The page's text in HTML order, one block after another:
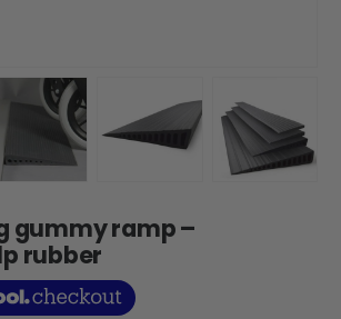
gummy ramp –
rubber